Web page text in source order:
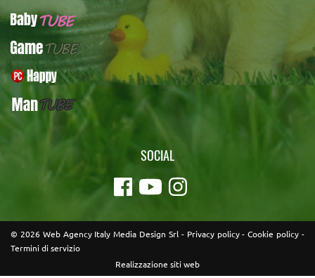
BabyTUBE
GameTUBE
PcHappy
SOCIAL
© 2026 Web Agency Italy Media Design Srl - Privacy policy-Cookie policy -
Termini di servizio
Realizzazione siti web